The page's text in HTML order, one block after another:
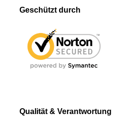
Geschützt durch
Qualität & Verantwortung